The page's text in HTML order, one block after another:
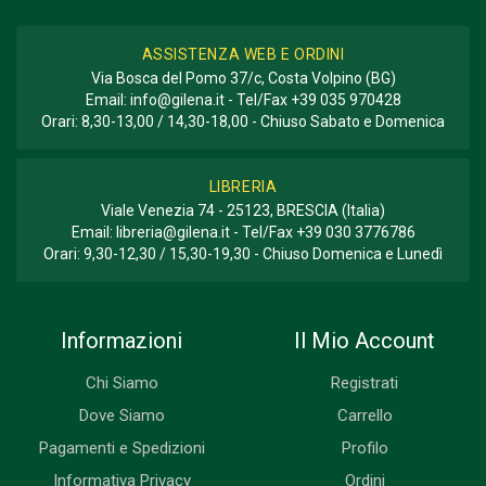
ASSISTENZA WEB E ORDINI
Via Bosca del Pomo 37/c, Costa Volpino (BG)
Email: info@gilena.it- Tel/Fax +39 035 970428
Orari: 8,30-13,00 / 14,30-18,00 - Chiuso Sabato e Domenica
LIBRERIA
Viale Venezia 74 - 25123, BRESCIA (Italia)
Email: libreria@gilena.it- Tel/Fax +39 030 3776786
Orari: 9,30-12,30 / 15,30-19,30 - Chiuso Domenica e Lunedì
Informazioni
Chi Siamo
Dove Siamo
Pagamenti e Spedizioni
Informativa Privacy
Il Mio Account
Registrati
Carrello
Profilo
Ordini